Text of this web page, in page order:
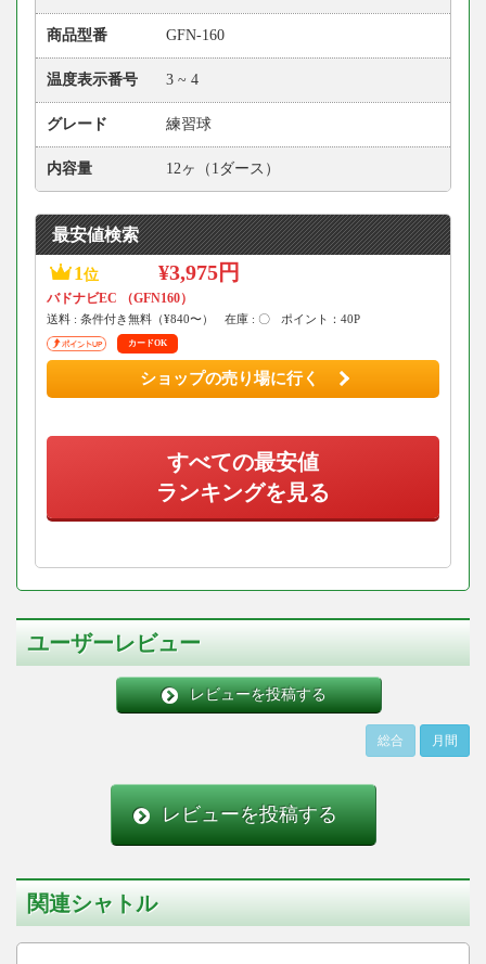
商品型番 GFN-160
温度表示番号 3 ~ 4
グレード 練習球
内容量 12ヶ（1ダース）
最安値検索
1 位 ¥3,975円
バドナビEC （GFN160）
送料 : 条件付き無料（¥840〜） 在庫 : 〇 ポイント：40P
カードOK
ショップの売り場に行く
すべての最安値
ランキングを見る
ユーザーレビュー
レビューを投稿する
総合 月間
レビューを投稿する
関連シャトル